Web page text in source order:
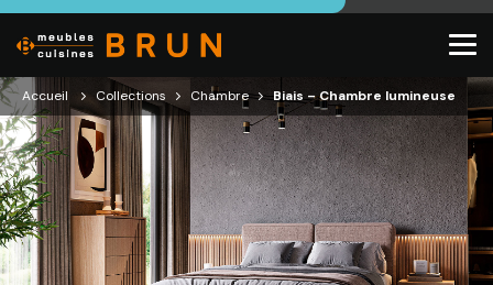
Accueil Collections Chambre Biais – Chambre lumineuse